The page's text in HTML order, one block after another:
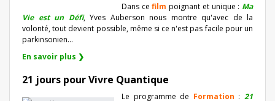
Dans cefilm poignant et unique : Ma
Vie est un Défi, Yves Auberson nous montre qu'avec de la
volonté, tout devient possible, même si ce n'est pas facile pour un
parkinsonien…
En savoir plus ❯
21 jours pour Vivre Quantique
Le programme de Formation :21